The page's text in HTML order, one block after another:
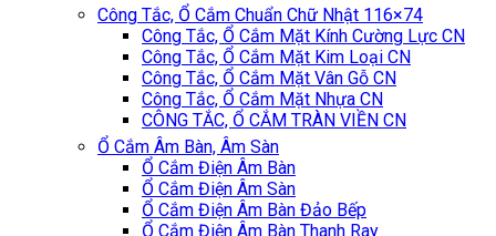
Công Tắc, Ổ Cắm Chuẩn Chữ Nhật 116×74
Công Tắc, Ổ Cắm Mặt Kính Cường Lực CN
Công Tắc, Ổ Cắm Mặt Kim Loại CN
Công Tắc, Ổ Cắm Mặt Vân Gỗ CN
Công Tắc, Ổ Cắm Mặt Nhựa CN
CÔNG TẮC, Ổ CẮM TRÀN VIỀN CN
Ổ Cắm Âm Bàn, Âm Sàn
Ổ Cắm Điện Âm Bàn
Ổ Cắm Điện Âm Sàn
Ổ Cắm Điện Âm Bàn Đảo Bếp
Ổ Cắm Điện Âm Bàn Thanh Ray